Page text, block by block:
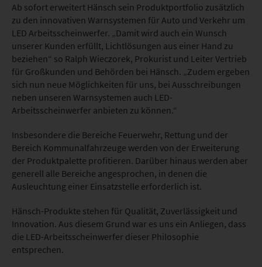
Ab sofort erweitert Hänsch sein Produktportfolio zusätzlich
zu den innovativen Warnsystemen für Auto und Verkehr um
LED Arbeitsscheinwerfer. „Damit wird auch ein Wunsch
unserer Kunden erfüllt, Lichtlösungen aus einer Hand zu
beziehen“ so Ralph Wieczorek, Prokurist und Leiter Vertrieb
für Großkunden und Behörden bei Hänsch. „Zudem ergeben
sich nun neue Möglichkeiten für uns, bei Ausschreibungen
neben unseren Warnsystemen auch LED-
Arbeitsscheinwerfer anbieten zu können.“
Insbesondere die Bereiche Feuerwehr, Rettung und der
Bereich Kommunalfahrzeuge werden von der Erweiterung
der Produktpalette profitieren. Darüber hinaus werden aber
generell alle Bereiche angesprochen, in denen die
Ausleuchtung einer Einsatzstelle erforderlich ist.
Hänsch-Produkte stehen für Qualität, Zuverlässigkeit und
Innovation. Aus diesem Grund war es uns ein Anliegen, dass
die LED-Arbeitsscheinwerfer dieser Philosophie
entsprechen.